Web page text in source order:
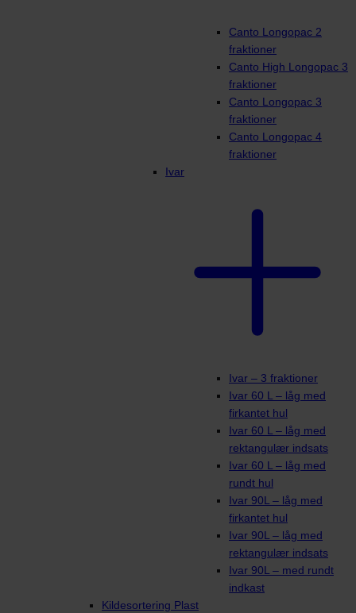
Canto Longopac 2
fraktioner
Canto High Longopac 3
fraktioner
Canto Longopac 3
fraktioner
Canto Longopac 4
fraktioner
Ivar
Ivar – 3 fraktioner
Ivar 60 L – låg med
firkantet hul
Ivar 60 L – låg med
rektangulær indsats
Ivar 60 L – låg med
rundt hul
Ivar 90L – låg med
firkantet hul
Ivar 90L – låg med
rektangulær indsats
Ivar 90L – med rundt
indkast
Kildesortering Plast